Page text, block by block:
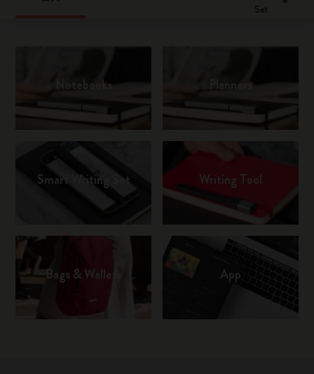
Set
Notebooks Planners
Smart Writing Set Writing Tool
Bags & Wallets App